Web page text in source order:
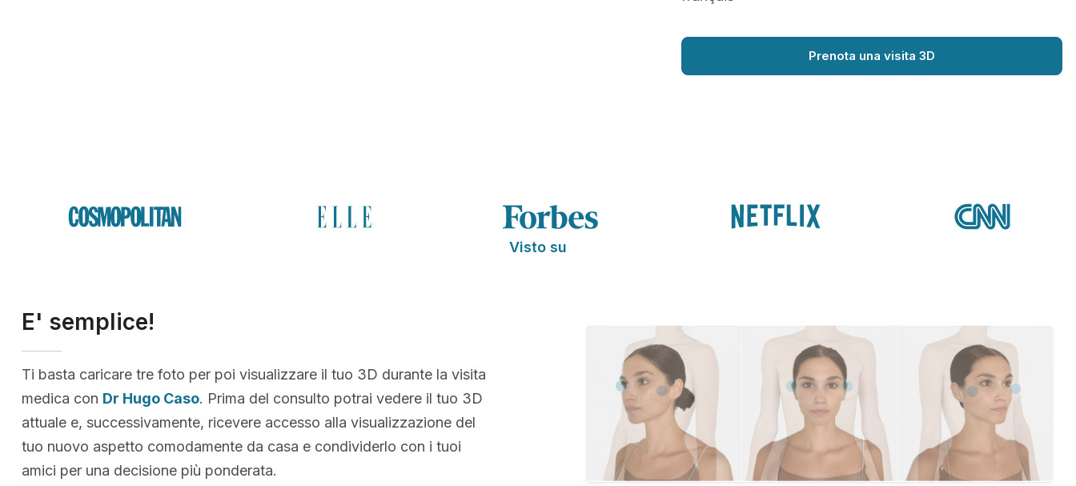
Prenota una visita 3D
Visto su
E' semplice!
Ti basta caricare tre foto per poi visualizzare il tuo 3D durante la visita
medica con Dr Hugo Caso. Prima del consulto potrai vedere il tuo 3D
attuale e, successivamente, ricevere accesso alla visualizzazione del
tuo nuovo aspetto comodamente da casa e condividerlo con i tuoi
amici per una decisione più ponderata.